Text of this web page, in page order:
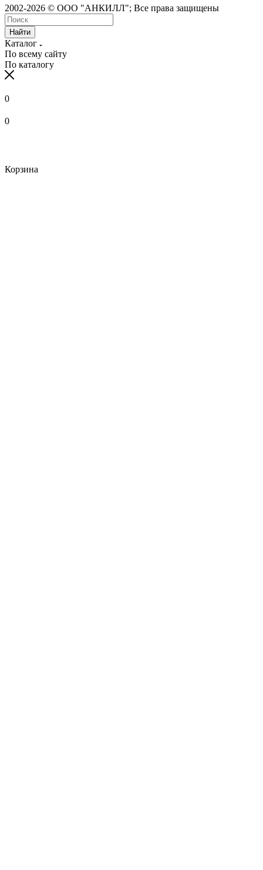
2002-2026 © ООО "АНКИЛЛ"; Все права защищены
Найти
Каталог
По всему сайту
По каталогу
0
0
Корзина